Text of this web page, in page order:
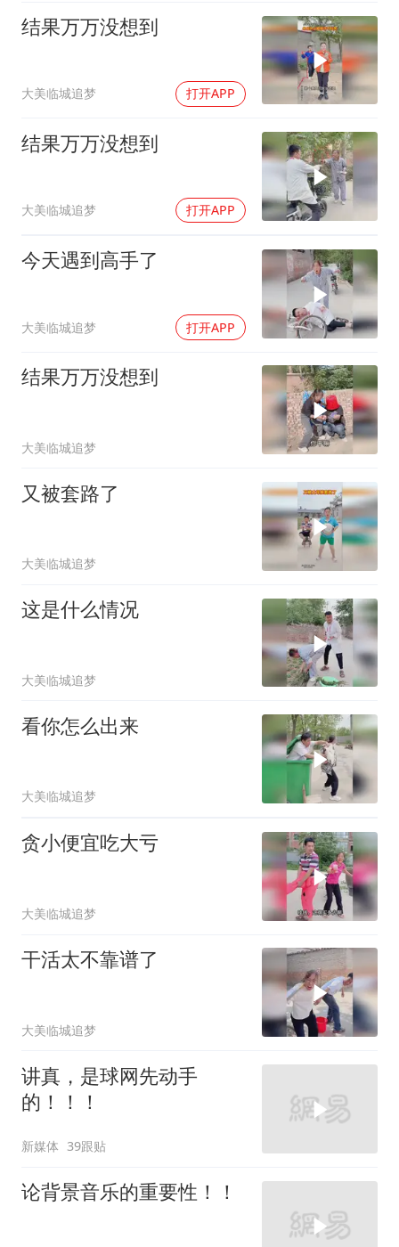
结果万万没想到
大美临城追梦 打开APP
结果万万没想到
大美临城追梦 打开APP
今天遇到高手了
大美临城追梦 打开APP
结果万万没想到
大美临城追梦
又被套路了
大美临城追梦
这是什么情况
大美临城追梦
看你怎么出来
大美临城追梦
贪小便宜吃大亏
大美临城追梦
干活太不靠谱了
大美临城追梦
讲真，是球网先动手
的！！！
新媒体 39跟贴
论背景音乐的重要性！！